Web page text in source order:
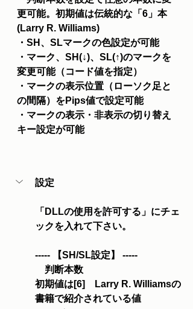
更可能。初期値は伝統的な「6」本
(Larry R. Williams)
・SH、SLマークの色設定が可能
・マーク、SH(↓)、SL(↑)のマークを
変更可能（コード値を指定）
・マークの表示位置（ローソク足と
の間隔）をPips値で設定可能
・マークの表示・非表示の切り替え
キー設定が可能
設定
「DLLの使用を許可する」にチェ
ックを入れて下さい。
----- 【SH/SL設定】 -----
判断本数
初期値は[6]　Larry R. Williamsの
書籍で紹介されている値